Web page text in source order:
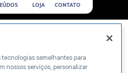
LOJA CONTATO
tecnologias semelhantes para
nossos serviços, personalizar